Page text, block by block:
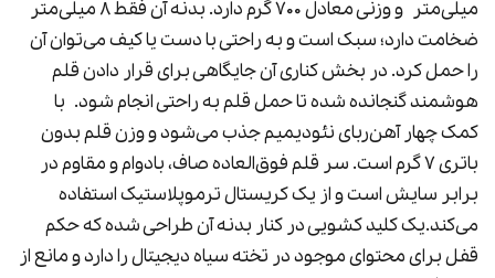
میلی‌متر
و وزنی معادل 700 گرم دارد. بدنه آن فقط 8 میلی‌متر
ضخامت دارد؛ سبک است و به راحتی با دست یا کیف می‌توان آن
را حمل کرد. در بخش کناری آن جایگاهی برای قرار دادن قلم
هوشمند گنجانده شده تا حمل قلم به راحتی انجام شود. با
کمک چهار آهن‌ربای نئودیمیم جذب می‌شود و وزن قلم بدون
باتری 7 گرم است. سر قلم فوق‌العاده صاف، بادوام و مقاوم در
برابر سایش است و از یک کریستال ترموپلاستیک استفاده
می‌کند.یک کلید کشویی در کنار بدنه آن طراحی شده که حکم
قفل برای محتوای موجود در تخته سیاه دیجیتال را دارد و مانع از